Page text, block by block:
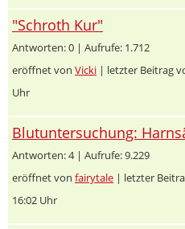
"Schroth Kur"
Antworten: 0 | Aufrufe: 1.712
eröffnet von Vicki | letzter Beitrag
Uhr
Blutuntersuchung:
Antworten: 4 | Aufrufe: 9.229
eröffnet von fairytale | letzter
16:02 Uhr